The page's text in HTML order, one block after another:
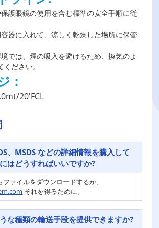
護眼鏡の使用を含む標準の安全手順に従
器に入れて、涼しく乾燥した場所に保管
では、煙の吸入を避けるため、換気のよ
ださい。
：
20'FCL
、MSDS などの詳細情報を購入して
はどうすればいいですか?
ァイルをダウンロードするか、
それを得るために。
な種類の輸送手段を提供できますか?